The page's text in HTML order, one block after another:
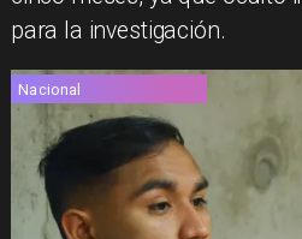
para la investigación.
Nacional